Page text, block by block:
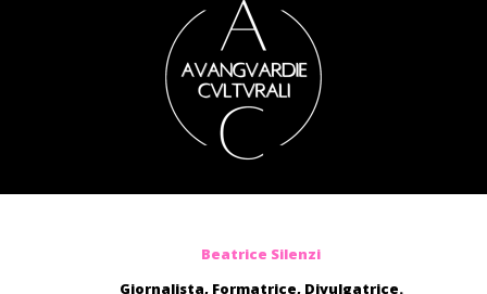
Beatrice Silenzi
Giornalista, Formatrice, Divulgatrice.